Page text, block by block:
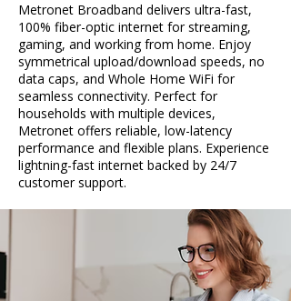
Metronet Broadband delivers ultra-fast,
100% fiber-optic internet for streaming,
gaming, and working from home. Enjoy
symmetrical upload/download speeds, no
data caps, and Whole Home WiFi for
seamless connectivity. Perfect for
households with multiple devices,
Metronet offers reliable, low-latency
performance and flexible plans. Experience
lightning-fast internet backed by 24/7
customer support.